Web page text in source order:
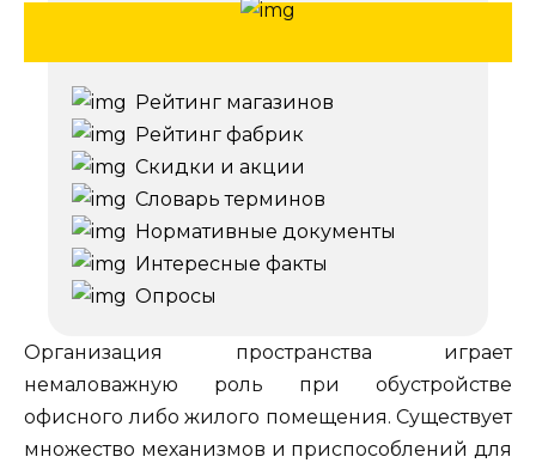
Рейтинг магазинов
Рейтинг фабрик
Скидки и акции
Словарь терминов
Нормативные документы
Интересные факты
Опросы
Организация пространства играет
немаловажную роль при обустройстве
офисного либо жилого помещения. Существует
множество механизмов и приспособлений для